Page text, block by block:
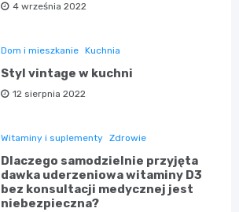
4 września 2022
Dom i mieszkanie Kuchnia
Styl vintage w kuchni
12 sierpnia 2022
Witaminy i suplementy Zdrowie
Dlaczego samodzielnie przyjęta
dawka uderzeniowa witaminy D3
bez konsultacji medycznej jest
niebezpieczna?